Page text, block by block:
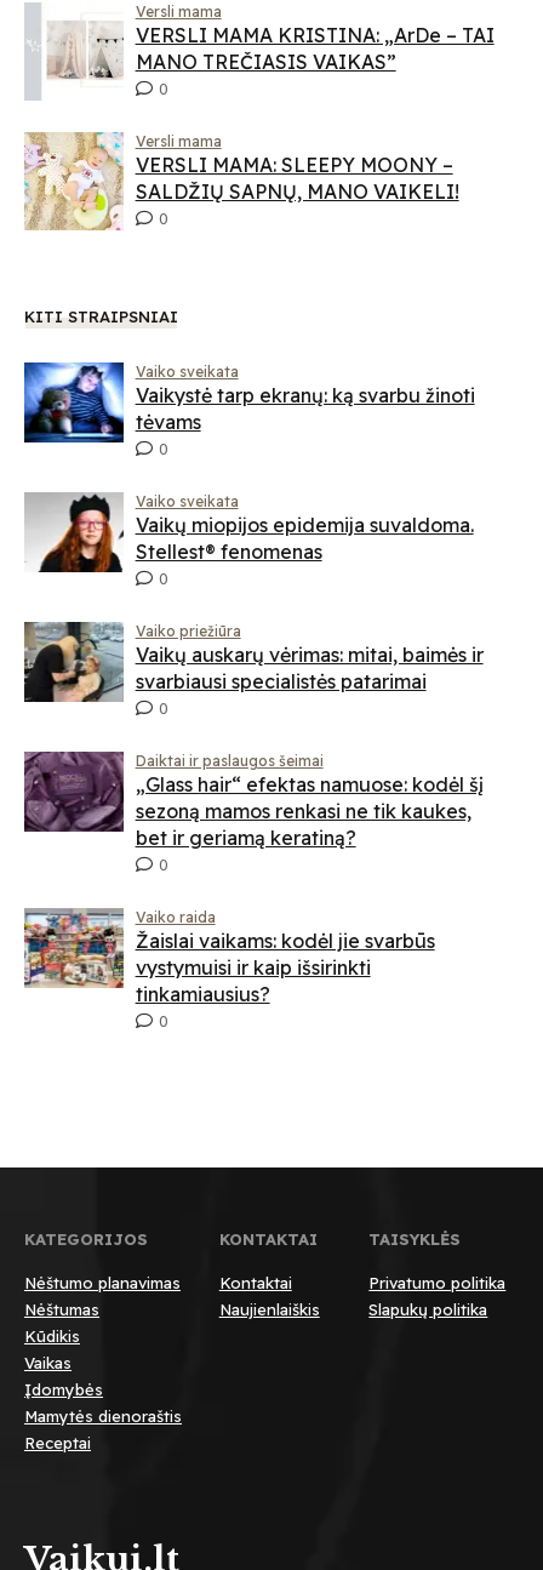
Versli mama
VERSLI MAMA KRISTINA: „ArDe – TAI
MANO TREČIASIS VAIKAS”
0
Versli mama
VERSLI MAMA: SLEEPY MOONY –
SALDŽIŲ SAPNŲ, MANO VAIKELI!
0
KITI STRAIPSNIAI
Vaiko sveikata
Vaikystė tarp ekranų: ką svarbu žinoti
tėvams
0
Vaiko sveikata
Vaikų miopijos epidemija suvaldoma.
Stellest® fenomenas
0
Vaiko priežiūra
Vaikų auskarų vėrimas: mitai, baimės ir
svarbiausi specialistės patarimai
0
Daiktai ir paslaugos šeimai
„Glass hair“ efektas namuose: kodėl šį
sezoną mamos renkasi ne tik kaukes,
bet ir geriamą keratiną?
0
Vaiko raida
Žaislai vaikams: kodėl jie svarbūs
vystymuisi ir kaip išsirinkti
tinkamiausius?
0
KATEGORIJOS
Nėštumo planavimas
Nėštumas
Kūdikis
Vaikas
Įdomybės
Mamytės dienoraštis
Receptai
KONTAKTAI
Kontaktai
Naujienlaiškis
TAISYKLĖS
Privatumo politika
Slapukų politika
Vaikui.lt